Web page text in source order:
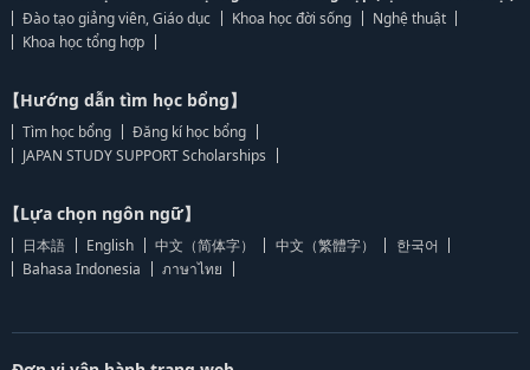
Đào tạo giảng viên, Giáo dục
Khoa học đời sống
Nghệ thuật
Khoa học tổng hợp
【Hướng dẫn tìm học bổng】
Tìm học bổng
Đăng kí học bổng
JAPAN STUDY SUPPORT Scholarships
【Lựa chọn ngôn ngữ】
日本語 English 中文（简体字） 中文（繁體字）
한국어
Bahasa Indonesia
ภาษาไทย